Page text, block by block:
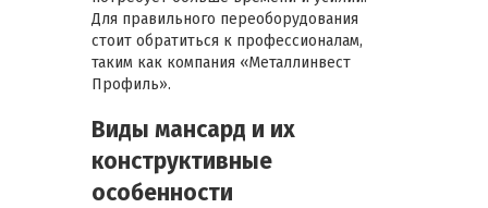
Для правильного переоборудования
стоит обратиться к профессионалам,
таким как компания «Металлинвест
Профиль».
Виды мансард и их
конструктивные
особенности